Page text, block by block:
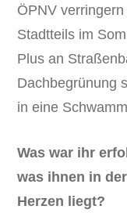
ÖPNV
Stadtteils im
Plus an
Dachbegrünung
in eine
Was war ihr
was ihnen in
Herzen liegt?